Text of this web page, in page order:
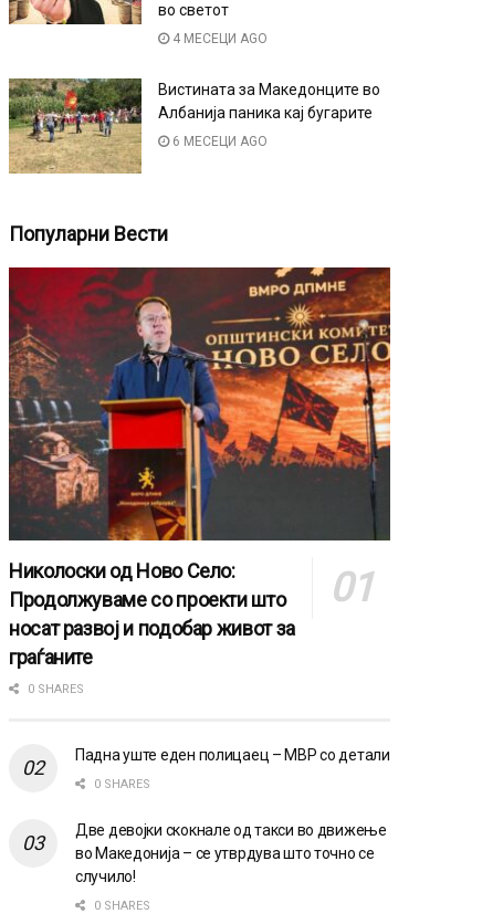
во светот
4 МЕСЕЦИ AGO
Вистината за Македонците во
Албанија паника кај бугарите
6 МЕСЕЦИ AGO
Популарни Вести
Николоски од Ново Село:
Продолжуваме со проекти што
носат развој и подобар живот за
граѓаните
0 SHARES
Падна уште еден полицаец – МВР со детали
0 SHARES
Две девојки скокнале од такси во движење
во Македонија – се утврдува што точно се
случило!
0 SHARES